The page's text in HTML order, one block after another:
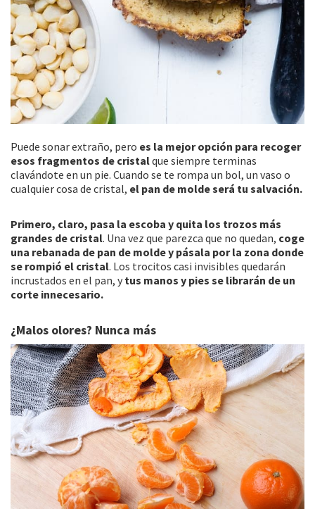
Puede sonar extraño, pero es la mejor opción para recoger
esos fragmentos de cristalque siempre terminas
clavándote en un pie. Cuando se te rompa un bol, un vaso o
cualquier cosa de cristal, el pan de molde será tu salvación.
Primero, claro, pasa la escoba y quita los trozos más
grandes de cristal. Una vez que parezca que no quedan, coge
una rebanada de pan de molde y pásala por la zona donde
se rompió el cristal. Los trocitos casi invisibles quedarán
incrustados en el pan, y tus manos y pies se librarán de un
corte innecesario.
¿Malos olores? Nunca más